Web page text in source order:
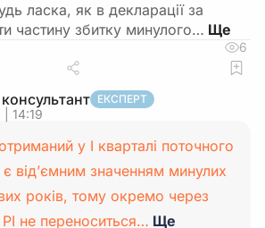
ласка, як в декларації за
частину збитку минулого…
6
ЕКСПЕРТ
14:19
у І кварталі поточного
від’ємним значенням минулих
років, тому окремо через
не переноситься… Ще